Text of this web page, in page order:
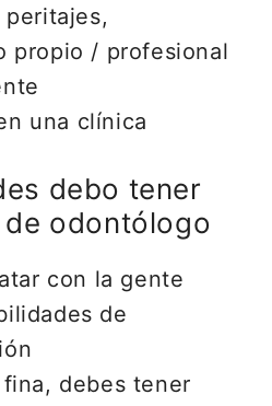
propio / profesional
una clínica
debo tener
odontólogo
con la gente
de
debes tener